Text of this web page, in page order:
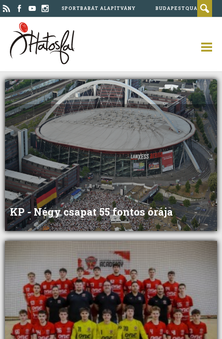
SPORTBARÁT ALAPÍTVÁNY BUDAPESTQUAD
KP - Négy csapat 55 fontos órája
...